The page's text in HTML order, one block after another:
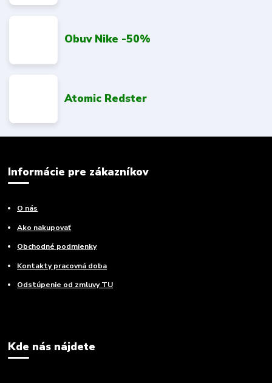
Obuv Nike -50%
Atomic Redster
Informácie pre zákazníkov
O nás
Ako nakupovať
Obchodné podmienky
Kontakty pracovná doba
Odstúpenie od zmluvy TU
Kde nás nájdete